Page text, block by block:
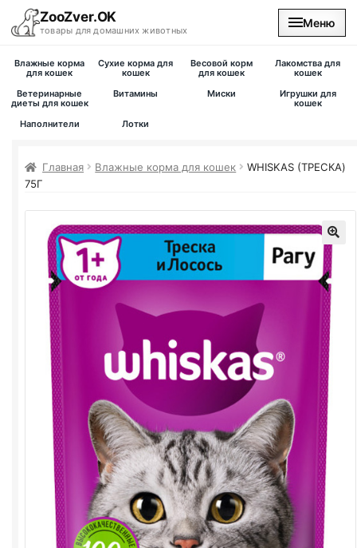
ZooZver.OK
товары для домашних животных
Меню
На главную
Влажные корма
для кошек
Сухие корма для
кошек
Весовой корм
для кошек
Лакомства для
кошек
Ветеринарные
диеты для кошек
Витамины Миски
Игрушки для
кошек
Наполнители
Лотки
Главная Влажные корма для кошек
WHISKAS (ТРЕСКА)
75Г